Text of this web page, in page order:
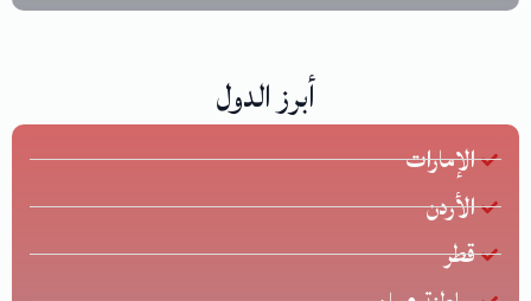
أبرز الدول
الإمارات
الأردن
قطر